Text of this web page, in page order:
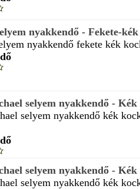
nyakkendő - Fekete-
nyakkendő fekete kék
selyem nyakkendő - Kék
selyem nyakkendő kék
selyem nyakkendő - Kék
selyem nyakkendő kék